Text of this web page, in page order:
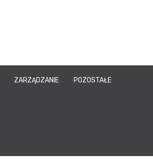
ZARZĄDZANIE POZOSTAŁE